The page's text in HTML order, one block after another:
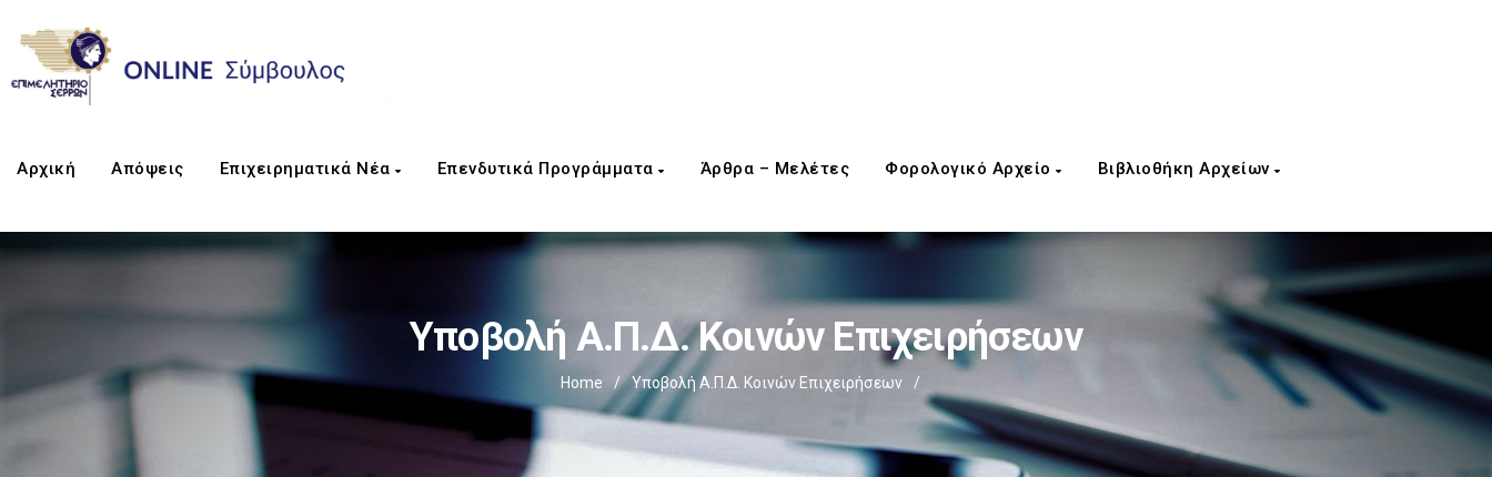
Αρχική Απόψεις Επιχειρηματικά Νέα Επενδυτικά Προγράμματα Άρθρα – Μελέτες Φορολογικό Αρχείο Βιβλιοθήκη Αρχείων
Υποβολή Α.Π.Δ. Κοινών Επιχειρήσεων
Home / Υποβολή Α.Π.Δ. Κοινών Επιχειρήσεων /